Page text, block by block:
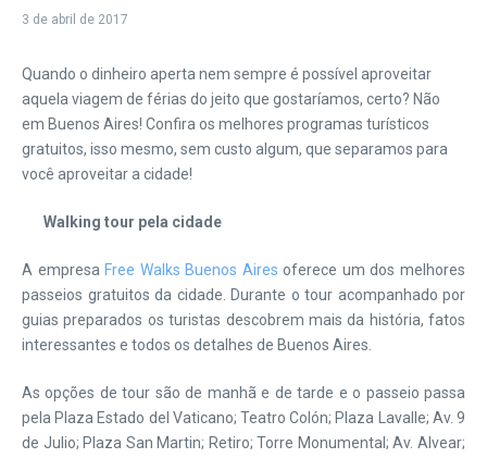
3 de abril de 2017
Quando o dinheiro aperta nem sempre é possível aproveitar
aquela viagem de férias do jeito que gostaríamos, certo? Não
em Buenos Aires! Confira os melhores programas turísticos
gratuitos, isso mesmo, sem custo algum, que separamos para
você aproveitar a cidade!
Walking tour pela cidade
A empresa Free Walks Buenos Aires oferece um dos melhores
passeios gratuitos da cidade. Durante o tour acompanhado por
guias preparados os turistas descobrem mais da história, fatos
interessantes e todos os detalhes de Buenos Aires.
As opções de tour são de manhã e de tarde e o passeio passa
pela Plaza Estado del Vaticano; Teatro Colón; Plaza Lavalle; Av. 9
de Julio; Plaza San Martin; Retiro; Torre Monumental; Av. Alvear;